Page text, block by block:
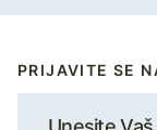
PRIJAVITE SE